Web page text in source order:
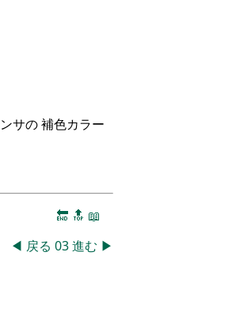
サの 補色カラー
🔚 🔝 📖
◀ 戻る 03進む ▶